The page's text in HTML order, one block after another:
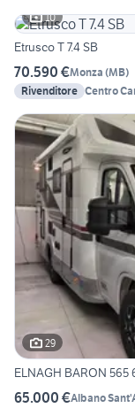
10
Etrusco T 7.4 SB
70.590 €Monza (MB)
Rivenditore Centro
29
ELNAGH BARON 565
65.000 €Albano